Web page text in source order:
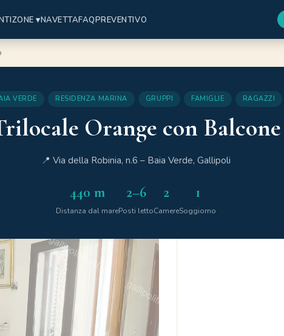
ZONE ▾NAVETTAFAQPREVENTIVO
VERDE RESIDENZA MARINA GRUPPI FAMIGLIE RAGAZZI
Orange con Balcone
📍 Via della Robinia, n.6 – Baia Verde, Gallipoli
440 m
Distanza dal mare
2–6
Posti letto
2
Camere
1
Soggiorno